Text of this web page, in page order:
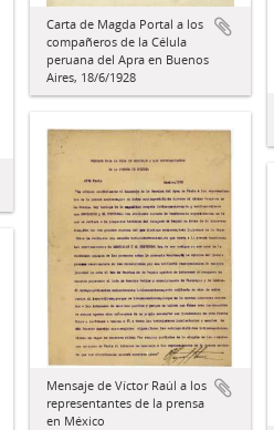
Carta de Magda Portal a los
compañeros de la Célula
peruana del Apra en Buenos
Aires, 18/6/1928
Mensaje de Víctor Raúl a los
representantes de la prensa
en México